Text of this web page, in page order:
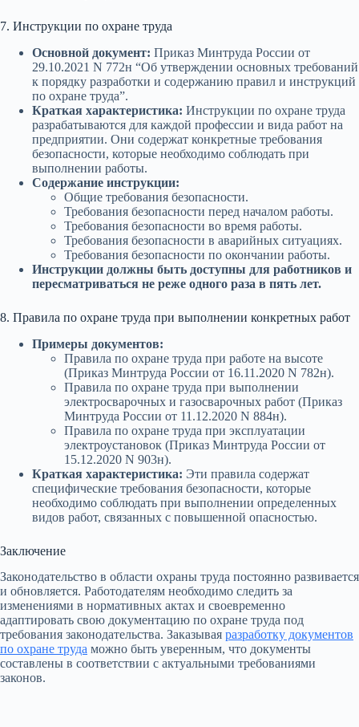
7. Инструкции по охране труда
Основной документ: Приказ Минтруда России от
29.10.2021 N 772н “Об утверждении основных требований
к порядку разработки и содержанию правил и инструкций
по охране труда”.
Краткая характеристика: Инструкции по охране труда
разрабатываются для каждой профессии и вида работ на
предприятии. Они содержат конкретные требования
безопасности, которые необходимо соблюдать при
выполнении работы.
Содержание инструкции:
Общие требования безопасности.
Требования безопасности перед началом работы.
Требования безопасности во время работы.
Требования безопасности в аварийных ситуациях.
Требования безопасности по окончании работы.
Инструкции должны быть доступны для работников и
пересматриваться не реже одного раза в пять лет.
8. Правила по охране труда при выполнении конкретных работ
Примеры документов:
Правила по охране труда при работе на высоте
(Приказ Минтруда России от 16.11.2020 N 782н).
Правила по охране труда при выполнении
электросварочных и газосварочных работ (Приказ
Минтруда России от 11.12.2020 N 884н).
Правила по охране труда при эксплуатации
электроустановок (Приказ Минтруда России от
15.12.2020 N 903н).
Краткая характеристика: Эти правила содержат
специфические требования безопасности, которые
необходимо соблюдать при выполнении определенных
видов работ, связанных с повышенной опасностью.
Заключение
Законодательство в области охраны труда постоянно развивается
и обновляется. Работодателям необходимо следить за
изменениями в нормативных актах и своевременно
адаптировать свою документацию по охране труда под
требования законодательства. Заказывая разработку документов
по охране труда можно быть уверенным, что документы
составлены в соответствии с актуальными требованиями
законов.